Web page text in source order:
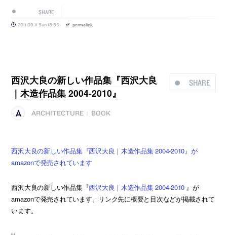
SHARE
2011.09.11 Sun 18:53 permalink
SHARE
西沢大良の新しい作品集『西沢大良
｜木造作品集 2004-2010』
ARCHITECTURE BOOK
西沢大良の新しい作品集『西沢大良｜木造作品集 2004-2010』が
amazonで発売されています
西沢大良の新しい作品集『西沢大良｜木造作品集 2004-2010 』が
amazonで発売されています。リンク先に概要と目次などが掲載されて
います。